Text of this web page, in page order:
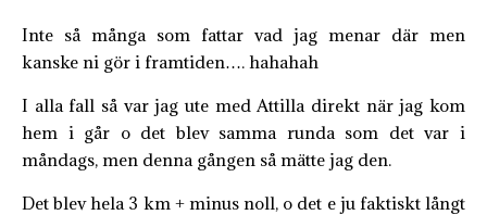
Inte så många som fattar vad jag menar där men
kanske ni gör i framtiden…. hahahah
I alla fall så var jag ute med Attilla direkt när jag kom
hem i går o det blev samma runda som det var i
måndags, men denna gången så mätte jag den.
Det blev hela 3 km + minus noll, o det e ju faktiskt långt